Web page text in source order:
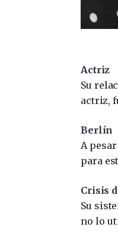
Actriz
Su
actriz,
Berlín
A
para
Crisis
Su
no lo